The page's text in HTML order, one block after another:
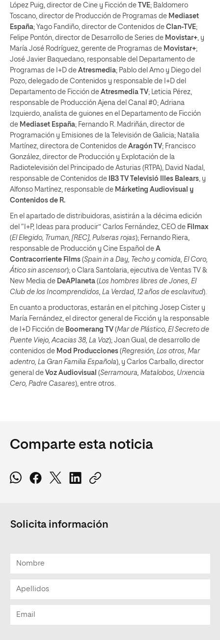
López Puig, director de Cine y Ficción de TVE; Baldomero
Toscano, director de Producción de Programas de Mediaset
España; Yago Fandiño, director de Contenidos de Clan-TVE;
Felipe Pontón, director de Desarrollo de Series de Movistar+ , y
María José Rodríguez, gerente de Programas de Movistar+;
José Javier Baquedano, responsable del Departamento de
Programas de I+D de Atresmedia; Pablo del Amo y Diego del
Pozo, delegado de Contenidos y responsable de I+D del
Departamento de Ficción de Atresmedia TV; Leticia Pérez,
responsable de Producción Ajena del Canal #0; Adriana
Izquierdo, analista de guiones en el Departamento de Ficción
de Mediaset España; Fernando R. Madriñán, director de
Programación y Emisiones de la Televisión de Galicia; Natalia
Martínez, directora de Contenidos de Aragón TV; Francisco
González, director de Producción y Explotación de la
Radiotelevisión del Principado de Asturias (RTPA), David Nadal,
responsable de Contenidos de
IB3 TV Televisió Illes Balears , y
Alfonso Martínez, responsable de Márketing Audiovisual y
Contenidos de R.
En el apartado de distribuidoras, asistirán a la décima edición
del “I+P, Ideas para producir” Carlos Fernández, CEO de Filmax
(El Elegido, Truman, [REC], Pulseras rojas); Fernando Riera,
responsable de Producción y Cine Español de A
Contracorriente Films (Spain in a Day, Techo y comida, El Coro,
Ático sin ascensor); o Clara Santolaria, ejecutiva de Ventas TV &
New Media de DeAPlaneta (Los hombres libres de Jones, El
Club de los Incomprendidos, La Verdad, 12 años de esclavitud).
En cuanto a productoras, estarán en el pitching Josep Cister y
María Fernández, el director general de Ficción y la responsable
de I+D Ficción de Boomerang TV (Mar de Plástico, El Secreto de
Puente Viejo, Acacias 38, La Voz); Joan Gual, de desarrollo de
contenidos de Mod Producciones (Regresión, Los otros, Mar
adentro, La Gran Familia Española), y Carlos Carballo, director
general de Voz Audiovisual (Serramoura, Matalobos, Urxencia
Cero, Padre Casares), entre otros.
Comparte esta noticia
Solicita información